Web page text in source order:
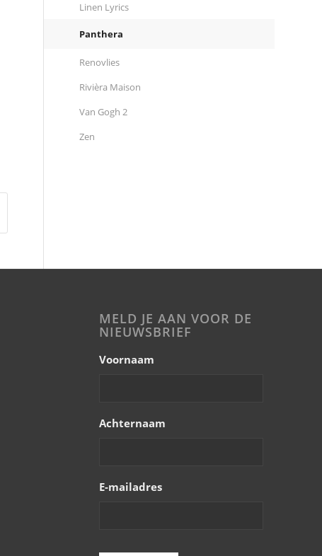
Linen Lyrics
Panthera
Renovlies
Rivièra Maison
Van Gogh 2
Zen
MELD JE AAN VOOR DE
NIEUWSBRIEF
Voornaam
Achternaam
E-mailadres